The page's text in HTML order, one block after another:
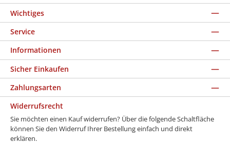
Wichtiges
Service
Informationen
Sicher Einkaufen
Zahlungsarten
Widerrufsrecht
Sie möchten einen Kauf widerrufen? Über die folgende Schaltfläche
können Sie den Widerruf Ihrer Bestellung einfach und direkt
erklären.